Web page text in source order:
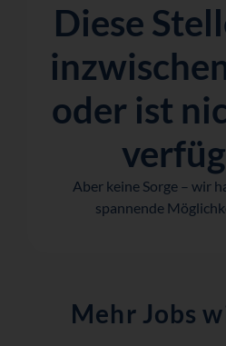
Diese
oder ist
Aber keine Sorge – wir
spannende
Mehr Jobs